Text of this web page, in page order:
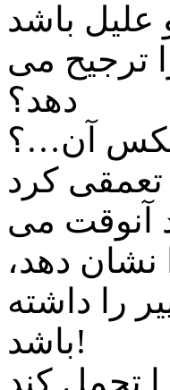
ترجیح می
دهد؟
آنوقت می
دهد،
را داشته
باشد!
تحمل کند